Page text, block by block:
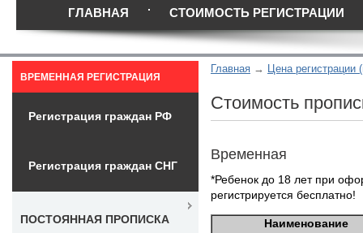
ГЛАВНАЯ СТОИМОСТЬ РЕГИСТРАЦИИ
Главная Цена регистрации
Стоимость
Временная
*Ребенок до 18 лет при
регистрируется бесплатно!
Наименование
ВРЕМЕННАЯ РЕГИСТРАЦИЯ
Регистрация граждан РФ
Регистрация граждан СНГ
ПОСТОЯННАЯ ПРОПИСКА